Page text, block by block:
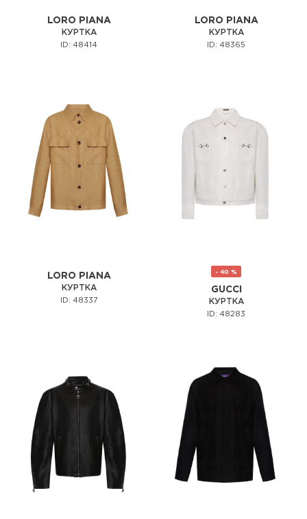
LORO PIANA
КУРТКА
ID: 48414
LORO PIANA
КУРТКА
ID: 48365
LORO PIANA
КУРТКА
ID: 48337
- 40 %
GUCCI
КУРТКА
ID: 48283